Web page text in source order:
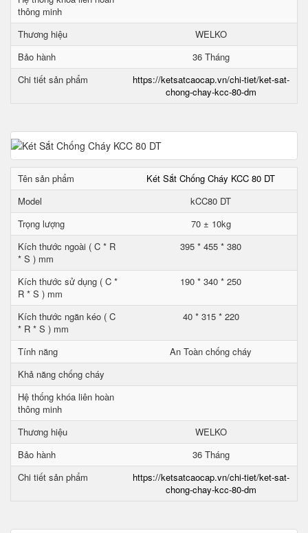
thông minh
Thương hiệu
WELKO
Bảo hành
36 Tháng
Chi tiết sản phẩm
https://ketsatcaocap.vn/chi-tiet/ket-sat-
chong-chay-kcc-80-dm
Tên sản phẩm
Két Sắt Chống Cháy KCC 80 DT
Model
kCC80 DT
Trọng lượng
70 ± 10kg
Kích thước ngoài ( C * R
* S ) mm
395 * 455 * 380
Kích thước sử dụng ( C *
R * S ) mm
190 * 340 * 250
Kích thước ngăn kéo ( C
* R * S ) mm
40 * 315 * 220
Tính năng
An Toàn chống cháy
Khả năng chống cháy
Hệ thống khóa liên hoàn
thông minh
Thương hiệu
WELKO
Bảo hành
36 Tháng
Chi tiết sản phẩm
https://ketsatcaocap.vn/chi-tiet/ket-sat-
chong-chay-kcc-80-dm